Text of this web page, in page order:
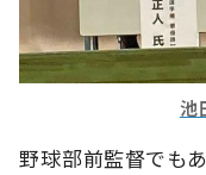
池
野球部前監督でも